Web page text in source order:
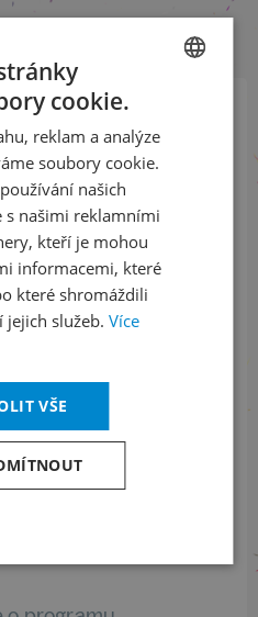
newsletteru
v obraze
sociálních sítích
objednávek
049 232
ENGLISH
cookie.
reklam a analýze
soubory cookie.
našich
s našimi reklamními
kteří je mohou
informacemi, které
které shromáždili
jejich služeb. Více
VŠE